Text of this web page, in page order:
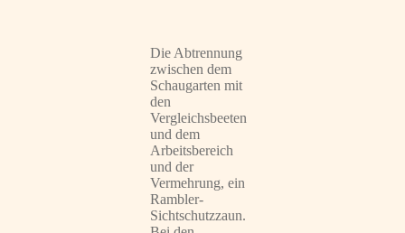
Die Abtrennung
zwischen dem
Schaugarten mit
den
Vergleichsbeeten
und dem
Arbeitsbereich
und der
Vermehrung, ein
Rambler-
Sichtschutzzaun.